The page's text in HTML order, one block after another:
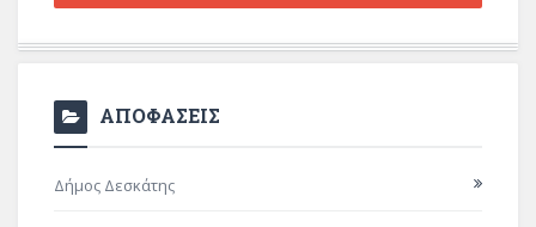
ΑΠΟΦΑΣΕΙΣ
Δήμος Δεσκάτης